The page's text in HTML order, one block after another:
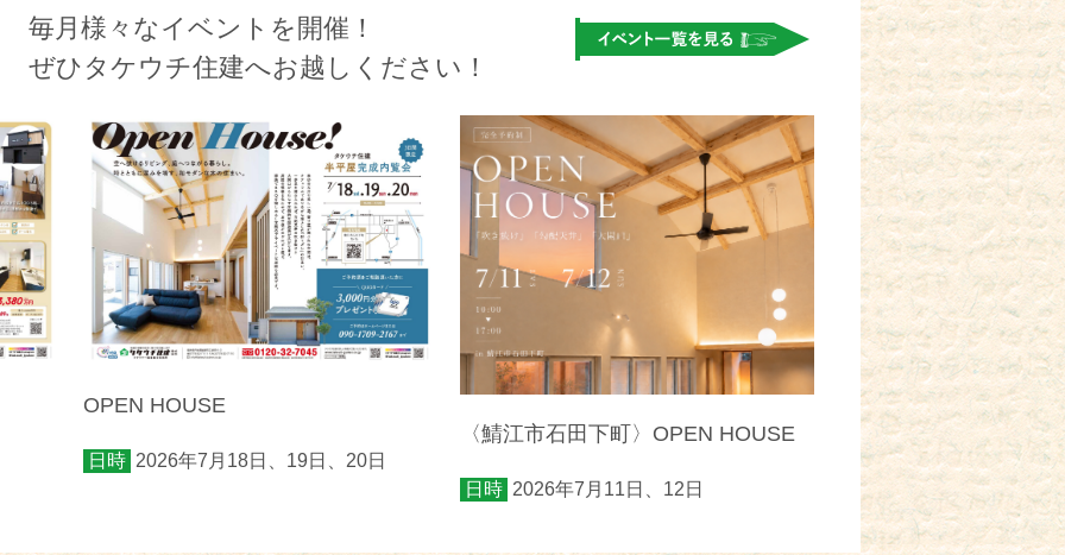
毎月様々なイベントを開催！
ぜひタケウチ住建へお越しください！
OPEN HOUSE
日時 2026年7月18日、19日、20日
〈鯖江市石田下町〉OPEN HOUSE
日時 2026年7月11日、12日